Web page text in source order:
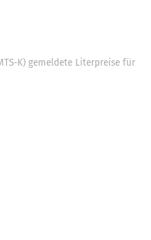
K) gemeldete Literpreise für